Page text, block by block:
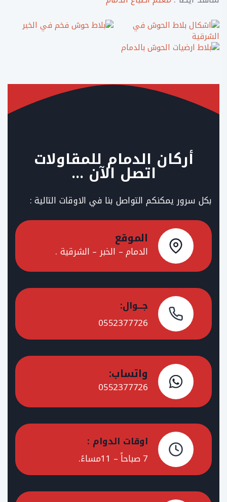
أركان الدمام للمقاولات
اتصل الآن …
بكل سرور يمكنكم التواصل بنا في الاوقات التالية :
الموقع
الدمام – الخبر – الشرقية .
جـــوال:
0552377726
واتساب:
0552377726
اوقات الدوام :
7 صباحاً – 11مساءً.